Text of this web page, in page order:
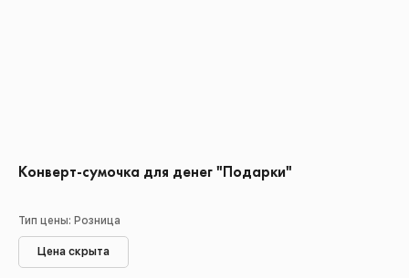
Конверт-сумочка для денег "Подарки"
Тип цены: Розница
Цена скрыта